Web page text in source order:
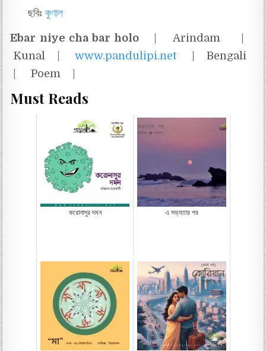
ছবিঃকুণাল
Ebar niye cha bar holo
| Arindam |
Kunal |www.pandulipi.net| Bengali
| Poem |
Must Reads
করোনাসুর দমন এ সভ্যতার পর